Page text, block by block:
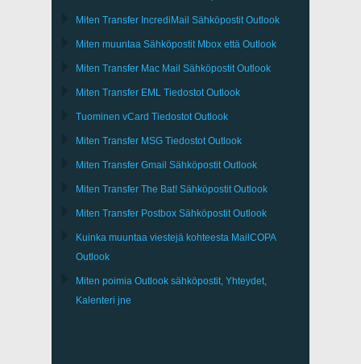
Miten Transfer IncrediMail Sähköpostit Outlook
Miten muuntaa Sähköpostit Mbox että Outlook
Miten Transfer Mac Mail Sähköpostit Outlook
Miten Transfer EML Tiedostot Outlook
Tuominen vCard Tiedostot Outlook
Miten Transfer MSG Tiedostot Outlook
Miten Transfer Gmail Sähköpostit Outlook
Miten Transfer The Bat! Sähköpostit Outlook
Miten Transfer Postbox Sähköpostit Outlook
Kuinka muuntaa viestejä kohteesta MailCOPA
Outlook
Miten poimia Outlook sähköpostit, Yhteydet,
Kalenteri jne